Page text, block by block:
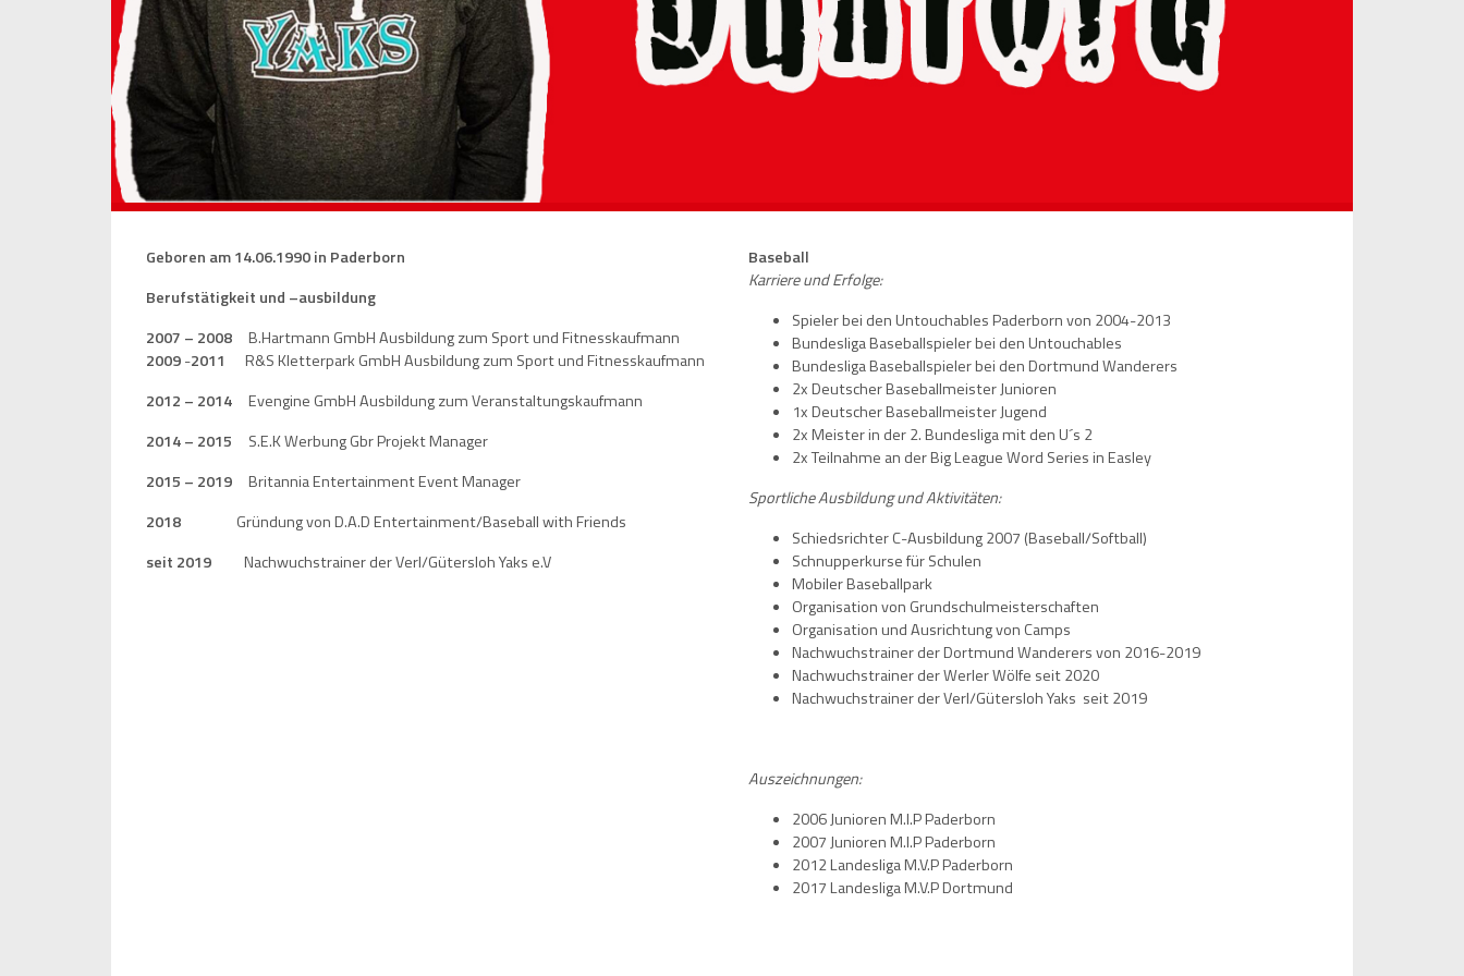
Geboren am 14.06.1990 in Paderborn
Berufstätigkeit und –ausbildung
2007 – 2008
B.Hartmann GmbH Ausbildung zum Sport und Fitnesskaufmann
2009-2011
R&S Kletterpark GmbH Ausbildung zum Sport und Fitnesskaufmann
2012 – 2014 Evengine GmbH Ausbildung zum Veranstaltungskaufmann
2014 – 2015 S.E.K Werbung Gbr Projekt Manager
2015 – 2019 Britannia Entertainment Event Manager
2018 Gründung von D.A.D Entertainment/Baseball with Friends
seit 2019 Nachwuchstrainer der Verl/Gütersloh Yaks e.V
Baseball
Karriere und Erfolge:
Spieler bei den Untouchables Paderborn von 2004-2013
Bundesliga Baseballspieler bei den Untouchables
Bundesliga Baseballspieler bei den Dortmund Wanderers
2x Deutscher Baseballmeister Junioren
1x Deutscher Baseballmeister Jugend
2x Meister in der 2. Bundesliga mit den U´s 2
2x Teilnahme an der Big League Word Series in Easley
Sportliche Ausbildung und Aktivitäten:
Schiedsrichter C-Ausbildung 2007 (Baseball/Softball)
Schnupperkurse für Schulen
Mobiler Baseballpark
Organisation von Grundschulmeisterschaften
Organisation und Ausrichtung von Camps
Nachwuchstrainer der Dortmund Wanderers von 2016-2019
Nachwuchstrainer der Werler Wölfe seit 2020
Nachwuchstrainer der Verl/Gütersloh Yaks seit 2019
Auszeichnungen:
2006 Junioren M.I.P Paderborn
2007 Junioren M.I.P Paderborn
2012 Landesliga M.V.P Paderborn
2017 Landesliga M.V.P Dortmund